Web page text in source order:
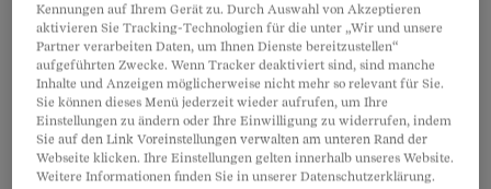
In der Praxis führt diese rechtliche
Konstellation oft zu grosser Unsicherheit. Denn
was viele nicht wissen: Nicht etwa unzulässige
Formulierungen sind heute das Hauptproblem
bei der Zeugniserstellung, sondern das Fehlen
wesentlicher Inhalte. Ein unvollständiges
Kennungen auf Ihrem Gerät zu. Durch Auswahl von Akzeptieren
aktivieren Sie Tracking-Technologien für die unter „Wir und unsere
Partner verarbeiten Daten, um Ihnen Dienste bereitzustellen“
aufgeführten Zwecke. Wenn Tracker deaktiviert sind, sind manche
Inhalte und Anzeigen möglicherweise nicht mehr so relevant für Sie.
Sie können dieses Menü jederzeit wieder aufrufen, um Ihre
Einstellungen zu ändern oder Ihre Einwilligung zu widerrufen, indem
Sie auf den Link Voreinstellungen verwalten am unteren Rand der
Webseite klicken. Ihre Einstellungen gelten innerhalb unseres Website.
Weitere Informationen finden Sie in unserer Datenschutzerklärung.